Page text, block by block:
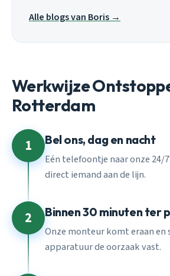
Alle blogs van Boris →
Werkwijze
Rotterdam
1 Bel ons, dag en nacht
Eén telefoontje naar onze 24/
direct iemand aan de lijn.
2 Binnen 30 minuten ter
Onze monteur komt eraan
apparatuur de oorzaak vast.